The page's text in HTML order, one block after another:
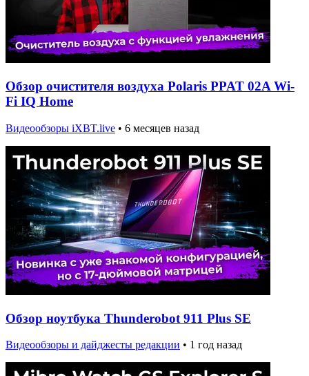
Обзор очистителя воздуха Polaris PPAT 02A Wi-
Fi IQ Home
Видеообзоры iXBT.live • 6 месяцев назад
Обзор ноутбука Thunderobot 911 Plus SE
Видеообзоры и дайджесты редакции • 1 год назад